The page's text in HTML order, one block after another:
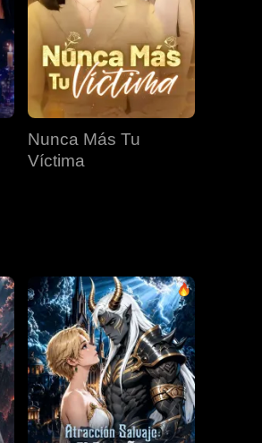
EP 25 EP 26 EP 27
EP 28
EP 34 EP 35 EP 36
EP 37 EP 38 EP 39
Nunca Más Tu
Víctima